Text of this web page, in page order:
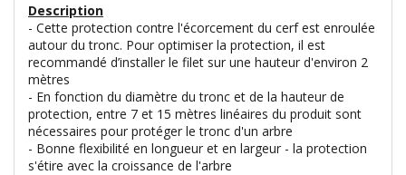
Description
- Cette protection contre l'écorcement du cerf est enroulée
autour du tronc. Pour optimiser la protection, il est
recommandé d’installer le filet sur une hauteur d'environ 2
mètres
- En fonction du diamètre du tronc et de la hauteur de
protection, entre 7 et 15 mètres linéaires du produit sont
nécessaires pour protéger le tronc d'un arbre
- Bonne flexibilité en longueur et en largeur - la protection
s'étire avec la croissance de l'arbre